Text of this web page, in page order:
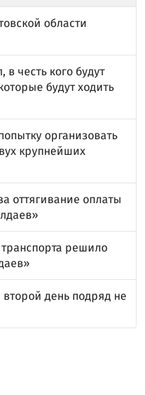
области
честь кого будут
будут ходить
организовать
крупнейших
оттягивание оплаты
решило
день подряд не